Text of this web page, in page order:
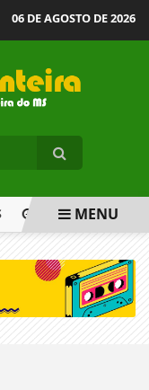
06 DE AGOSTO DE 2026
EMPRESÁRIOS
MENU